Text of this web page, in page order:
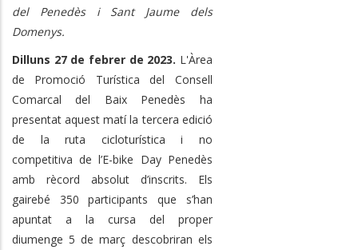
del Penedès i Sant Jaume dels
Domenys.
Dilluns 27 de febrer de 2023. L'Àrea
de Promoció Turística del Consell
Comarcal del Baix Penedès ha
presentat aquest matí la tercera edició
de la ruta cicloturística i no
competitiva de l’E-bike Day Penedès
amb rècord absolut d’inscrits. Els
gairebé 350 participants que s’han
apuntat a la cursa del proper
diumenge 5 de març descobriran els